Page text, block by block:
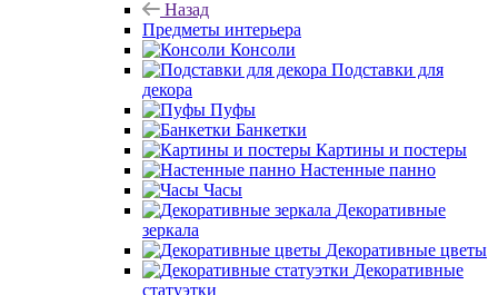
Назад
Предметы интерьера
Консоли
Подставки для
декора
Пуфы
Банкетки
Картины и постеры
Настенные панно
Часы
Декоративные
зеркала
Декоративные цветы
Декоративные
статуэтки